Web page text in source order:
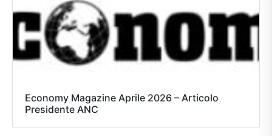
Economy Magazine Aprile 2026 – Articolo
Presidente ANC